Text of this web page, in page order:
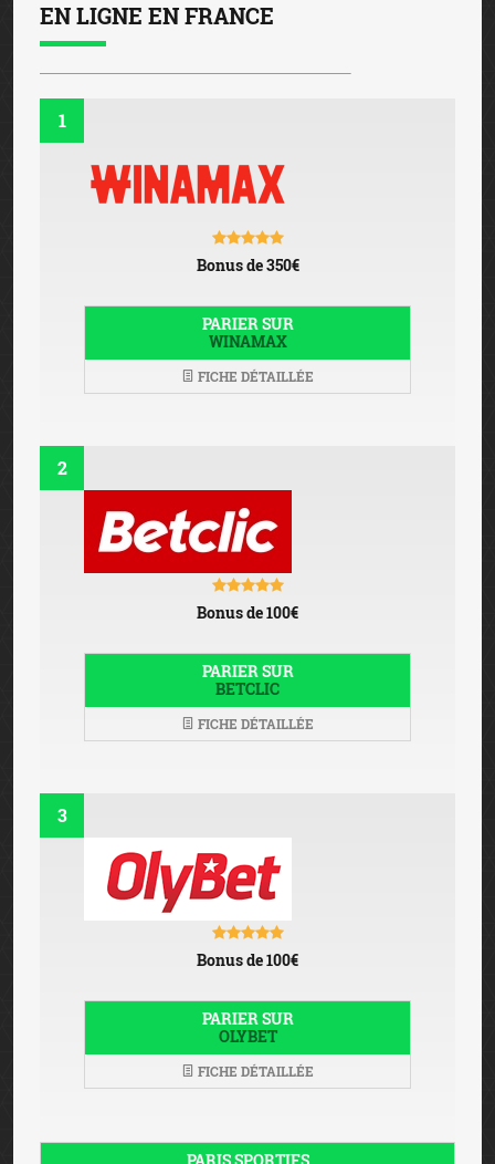
EN LIGNE EN FRANCE
1
Bonus de 350€
PARIER SUR
WINAMAX
FICHE DÉTAILLÉE
2
Bonus de 100€
PARIER SUR
BETCLIC
FICHE DÉTAILLÉE
3
Bonus de 100€
PARIER SUR
OLYBET
FICHE DÉTAILLÉE
PARIS SPORTIFS